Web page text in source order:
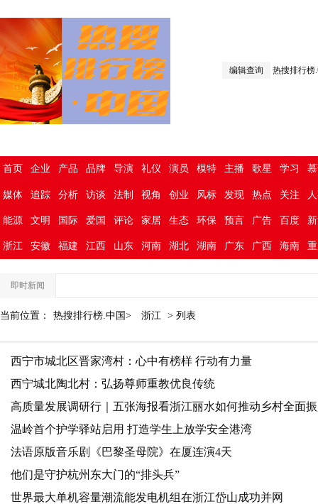
编辑查询 热搜排行榜
首页 企业 产品 品牌 导演 礼仪 演员 模特 主播 歌星 学习
媒体 追踪 分析 访谈 法制 视角 创业 风标 发现 热点 关注
能源 文明 国际 爱国 评论 家居 生态 环保 预言 广告 百度
浙江 安徽 福建 江西 山东 河南 湖北 湖南 广东 广西 海南
即时新闻
当前位置： 热搜排行榜.中国> 浙江 > 列表
西宁市城北区晋家湾村：心中有榜样 行动有力量
西宁城北陶北村：弘扬尊师重教优良传统
高质量发展调研行｜五张海报看浙江丽水如何推动乡村全面
温岭首个护学驿站启用 打造学生上放学安全港湾
法语原版音乐剧《巴黎圣母院》在厦连演4天
他们是守护杭州东大门的“排头兵”
世界最大单机容量潮流能发电机组在浙江岱山成功并网